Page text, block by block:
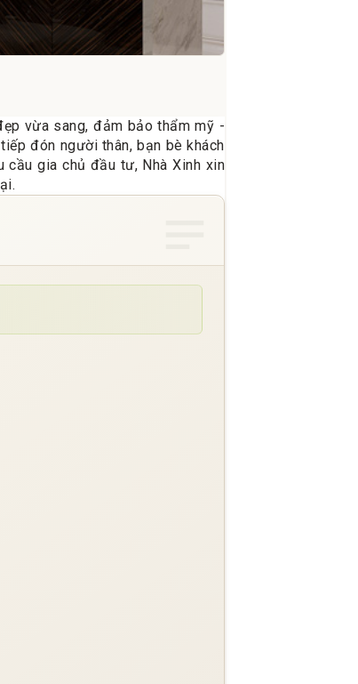
vừa sang, đảm bảo thẩm mỹ -
đón người thân, bạn bè khách
cầu gia chủ đầu tư, Nhà Xinh xin